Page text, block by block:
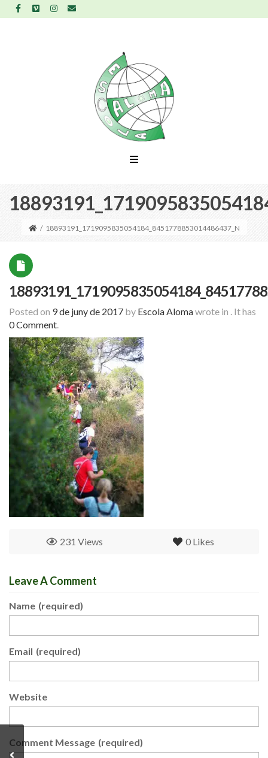
/ 18893191_1719095835054184_8451778853014486437_N
Posted on 9 de juny de 2017 by Escola Alomawrote in . It has
0 Comment.
0 Likes
231 Views
Leave A Comment
Name (required)
Email (required)
Website
Comment Message (required)